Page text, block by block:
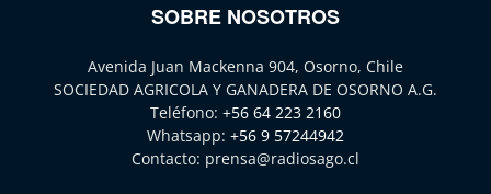
SOBRE NOSOTROS
Avenida Juan Mackenna 904, Osorno, Chile
SOCIEDAD AGRICOLA Y GANADERA DE OSORNO A.G.
Teléfono: +56 64 223 2160
Whatsapp: +56 9 57244942
Contacto: prensa@radiosago.cl